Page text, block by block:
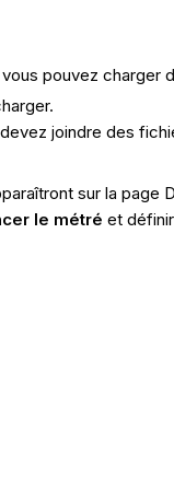
pouvez
joindre des
sur la page
le métré et